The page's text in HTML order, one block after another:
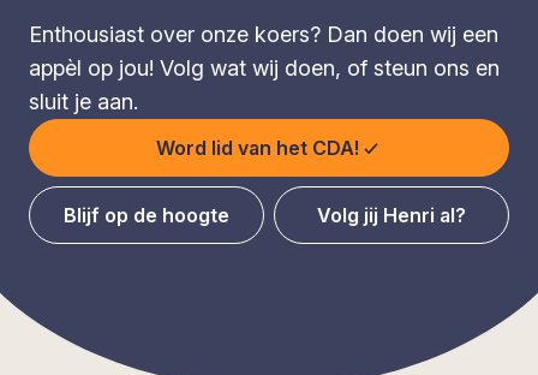
Enthousiast over onze koers? Dan doen wij een
appèl op jou! Volg wat wij doen, of steun ons en
sluit je aan.
Word lid van het CDA!
Blijf op de hoogte Volg jij Henri al?